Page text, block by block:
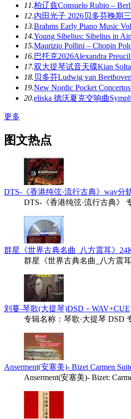
11.柏辽兹Consuelo Rubio –
12.内田光子 2026贝多芬晚期
13.Brahms Early Piano Music
14.Young Sibelius: Sibelius in
15.Maurizio Pollini – Chopin
16.巴托克2026Alexandra
17.双大提琴试音天碟Kian
18.贝多芬Ludwig van
19.New Nordic Pocket
20.eliska 德沃夏克交响曲
更多
图文热点
DTS-《香港纯弦·流行古典》wav分
DTS-《香港纯弦·流行古典》
群星《世界古典名曲_八方震耳》
群星《世界古典名曲_八方震
刘蔓-琴歌(大提琴)DSD－WAV+CUE
专辑名称：琴歌·大提琴 DSD
Anserment(安塞美)- Bizet Carmen
Anserment(安塞美)- Bizet: